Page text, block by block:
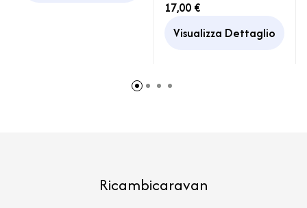
portatili Cassetta
Thetford
17,00 €
Visualizza Dettaglio
Ricambicaravan